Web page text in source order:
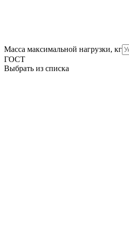
Масса максимальной нагрузки, кг
ГОСТ
Выбрать из списка